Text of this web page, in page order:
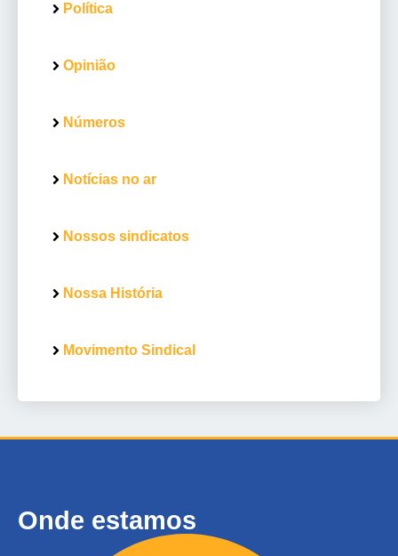
Política
Opinião
Números
Notícias no ar
Nossos sindicatos
Nossa História
Movimento Sindical
Onde estamos